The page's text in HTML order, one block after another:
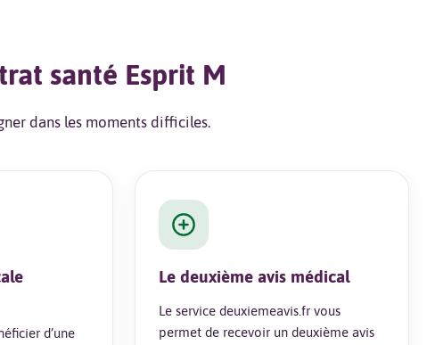
santé Esprit M
dans les moments difficiles.
d’une
Le deuxième avis médical
Le service deuxiemeavis.fr vous
permet de recevoir un deuxième avis